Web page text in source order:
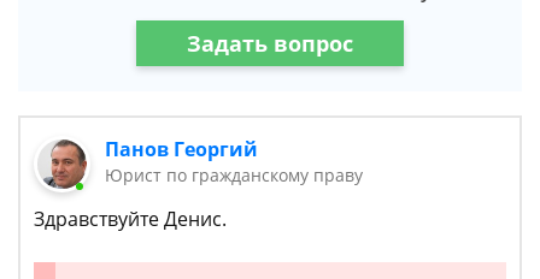
Задать вопрос
Панов Георгий
Юрист по гражданскому праву
Здравствуйте Денис.